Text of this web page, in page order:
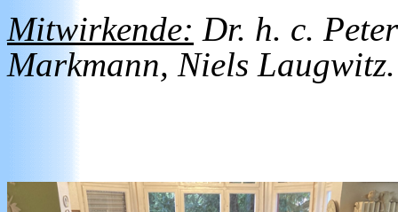
Mitwirkende: Dr. h. c.
Markmann, Niels Laugwitz.